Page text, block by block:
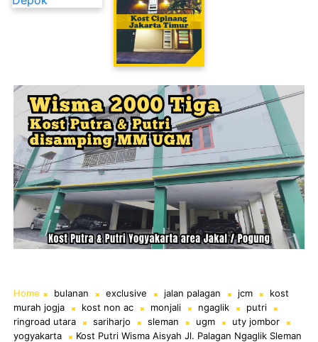
Kost Cipinang Jakarta Timur
Home bulanan exclusive jalan palagan jcm
kost
murah jogja
kost non ac monjali ngaglik
putri
ringroad utara
sariharjo sleman ugm
uty jombor
yogyakarta
Kost Putri Wisma Aisyah Jl. Palagan Ngaglik Sleman